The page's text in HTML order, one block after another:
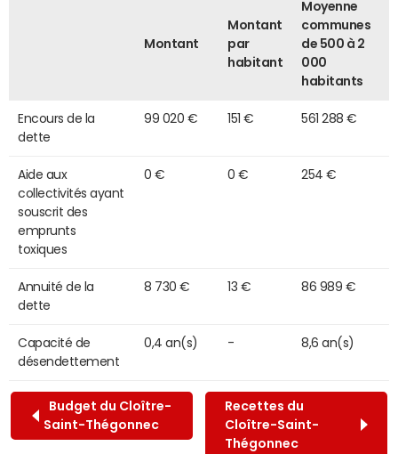
Montant
Montant
par
habitant
Moyenne
communes
de 500 à 2
000
habitants
Encours de la
dette
99 020 € 151 € 561 288 €
Aide aux
collectivités ayant
souscrit des
emprunts
toxiques
0 € 0 € 254 €
Annuité de la
dette
8 730 € 13 € 86 989 €
Capacité de
désendettement
0,4 an(s) - 8,6 an(s)
Budget du Cloître-
Saint-Thégonnec
Recettes du
Cloître-Saint-
Thégonnec